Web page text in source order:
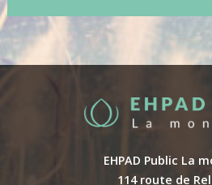
EHPAD Public La
114 route de